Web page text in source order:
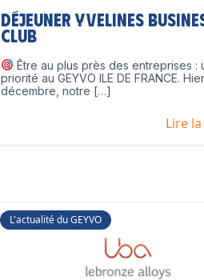
Déjeuner Yvelines
Club
Être au plus près des entreprises :
priorité au GEYVO ILE DE FRANCE.
décembre, notre […]
Lire
L'actualité du GEYVO